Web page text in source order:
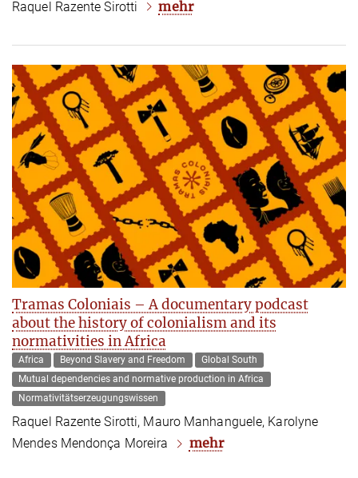
Raquel Razente Sirotti mehr
Tramas Coloniais – A documentary podcast
about the history of colonialism and its
normativities in Africa
Africa Beyond Slavery and Freedom
Global South
Mutual dependencies and normative production in Africa
Normativitätserzeugungswissen
Raquel Razente Sirotti, Mauro Manhanguele, Karolyne
Mendes Mendonça Moreira
mehr